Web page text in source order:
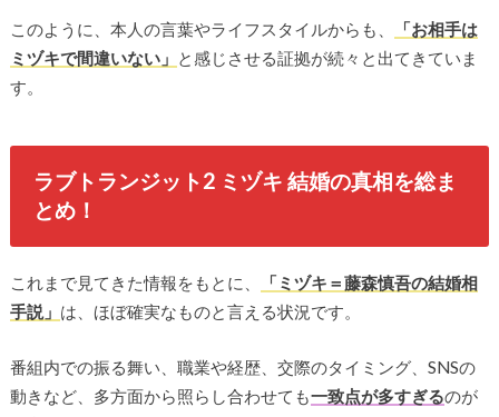
このように、本人の言葉やライフスタイルからも、
「お相手は
ミヅキで間違いない」 と感じさせる証拠が続々と出てきていま
す。
ラブトランジット2 ミヅキ 結婚の真相を総ま
とめ！
これまで見てきた情報をもとに、
「ミヅキ＝藤森慎吾の結婚相
手説」 は、ほぼ確実なものと言える状況です。
番組内での振る舞い、職業や経歴、交際のタイミング、SNSの
動きなど、多方面から照らし合わせても一致点が多すぎるのが